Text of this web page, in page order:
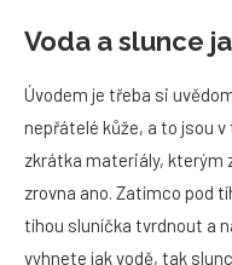
Voda a slunce
Úvodem je třeba si
nepřátelé kůže, a to jsou
zkrátka materiály, kterým
zrovna ano. Zatímco pod
tíhou sluníčka tvrdnout a
vyhnete jak vodě, tak